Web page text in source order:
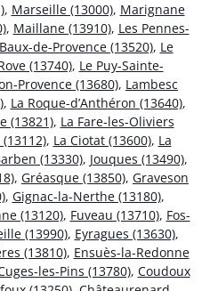
, Marseille (13000), Marignane
, Maillane (13910), Les Pennes-
de-Provence (13520), Le
(13740), Le Puy-Sainte-
Provence (13680), Lambesc
, La Roque-d’Anthéron (13640),
(13821), La Fare-les-Oliviers
, La Ciotat (13600), La
(13330), Jouques (13490),
, Gréasque (13850), Graveson
, Gignac-la-Nerthe (13180),
(13120), Fuveau (13710), Fos-
(13990), Eyragues (13630),
(13810), Ensuès-la-Redonne
les-Pins (13780), Coudoux